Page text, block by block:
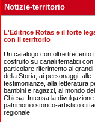
Notizie-territorio
L'Editrice Rotas e il forte
con il territorio
Un catalogo con oltre trecento
costruito su canali tematici con
particolare riferimento ai grandi
della Storia, ai personaggi, alle
testimonianze, alla letteratura
bambini e ragazzi, al mondo
Chiesa. Intensa la divulgazione
patrimonio storico-artistico
regionale